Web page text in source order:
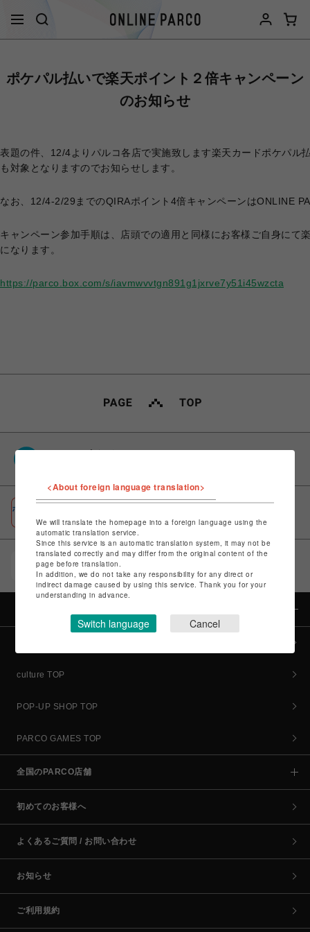
ポケパル払いで楽天ポイント２倍キャンペーン
のお知らせ
表題の件、12/4よりパルコ各店で実施致します楽天カードポケパル
も対象となりますのでお知らせします。
なお、12/4-2/29までのQIRAポイント4倍キャンペーンはONLINE
キャンペーン参加手順は、店頭での適用と同様にお客様ご自身にて
になります。
https://parco.box.com/s/iavmwvvtgn891g1jxrve7y51i45wzcta
PARCOポイント
ポケパル払い
初回登録＆お買物で最大1,500円分のPARCOポイント進呈
POCKET PARCO（公式アプリ）
コイン＆クーポンでPARCOでのお買い物がオトクに
culture TOP
POP-UP SHOP TOP
PARCO GAMES TOP
全国のPARCO店舗
初めてのお客様へ
よくあるご質問 / お問い合わせ
お知らせ
ご利用規約
<About foreign language translation>
We will translate the homepage into a foreign language using the
automatic translation service.
Since this service is an automatic translation system, it may not be
translated correctly and may differ from the original content of the
page before translation.
In addition, we do not take any responsibility for any direct or
indirect damage caused by using this service. Thank you for your
understanding in advance.
Switch language Cancel